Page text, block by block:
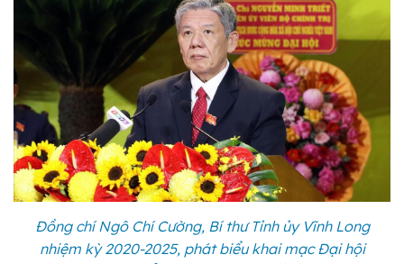
Đồng chí Ngô Chí Cường, Bí thư Tỉnh ủy Vĩnh Long
nhiệm kỳ 2020-2025, phát biểu khai mạc Đại hội